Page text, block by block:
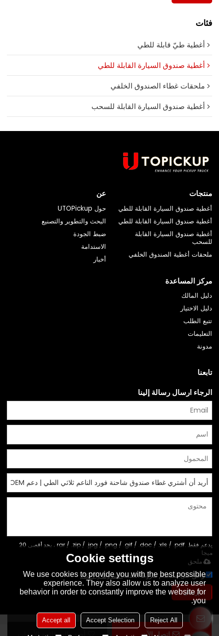
اتصل الآن أضف إلى قائمة الأمنيات
فئات
أغطية طيّ قابلة للطي
أغطية صندوق السيارة القابلة للطي
ملحقات غطاء الصندوق الخلفي
أغطية صندوق السيارة القابلة للسحب
منتجات
أغطية صندوق السيارة القابلة للطي
أغطية صندوق السيارة القابلة للطي
أغطية صندوق السيارة القابلة
للسحب
ملحقات أغطية الصندوق الخلفي
عن
حول UTOPickup
البحث والتطوير والتصنيع
ضبط الجودة
الاستدامة
أخبار
مركز المساعدة
دليل المالك
دليل الاختيار
تتبع الطلب
التعليمات
مدونة
تابعنا
الرجاء ارسال رسالة إلينا
يدعم فقط .rar / .zip / .jpg / .png / .gif / .doc / .xls / .pdf ، بحد أقصى 20
ميجا
ملحق
توافق على استخدام شروط الخدمة,الشروط والاحكام
إرسال
Cookie settings
We use cookies to provide you with the best possible
experience. They also allow us to analyze user
behavior in order to constantly improve the website for
you.
Reject All
Accept Selection
Accept all